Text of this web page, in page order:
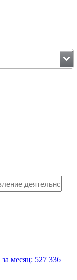
за месяц: 527 336